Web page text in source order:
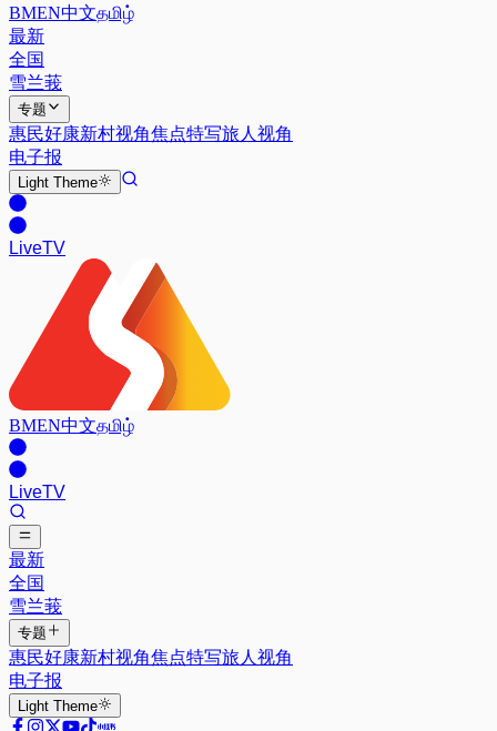
BMEN中文தமிழ்
最新
全国
雪兰莪
专题
惠民好康新村视角焦点特写旅人视角
电子报
Light Theme
LiveTV
BMEN中文தமிழ்
LiveTV
最新
全国
雪兰莪
专题
惠民好康新村视角焦点特写旅人视角
电子报
Light Theme